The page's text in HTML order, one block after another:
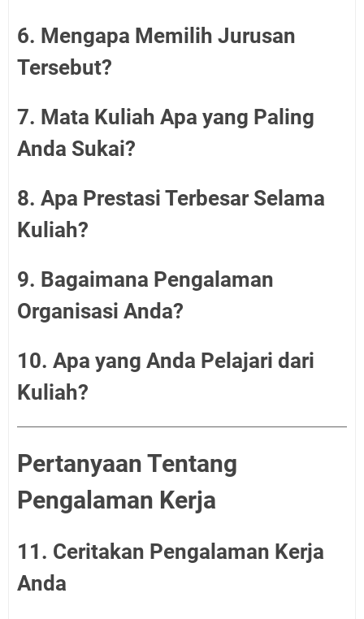
6. Mengapa Memilih Jurusan
Tersebut?
7. Mata Kuliah Apa yang Paling
Anda Sukai?
8. Apa Prestasi Terbesar Selama
Kuliah?
9. Bagaimana Pengalaman
Organisasi Anda?
10. Apa yang Anda Pelajari dari
Kuliah?
Pertanyaan Tentang
Pengalaman Kerja
11. Ceritakan Pengalaman Kerja
Anda